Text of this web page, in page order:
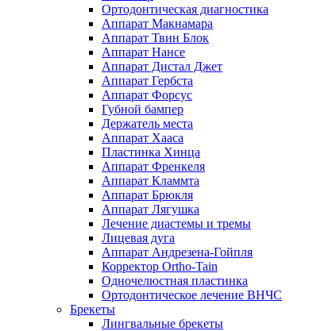
Ортодонтическая диагностика
Аппарат Макнамара
Аппарат Твин Блок
Аппарат Нансе
Аппарат Дистал Джет
Аппарат Гербста
Аппарат Форсус
Губной бампер
Держатель места
Аппарат Хааса
Пластинка Хинца
Аппарат Френкеля
Аппарат Кламмта
Аппарат Брюкля
Аппарат Лягушка
Лечение диастемы и тремы
Лицевая дуга
Аппарат Андрезена-Гойпля
Корректор Ortho-Tain
Одночелюстная пластинка
Ортодонтическое лечение ВНЧС
Брекеты
Лингвальные брекеты